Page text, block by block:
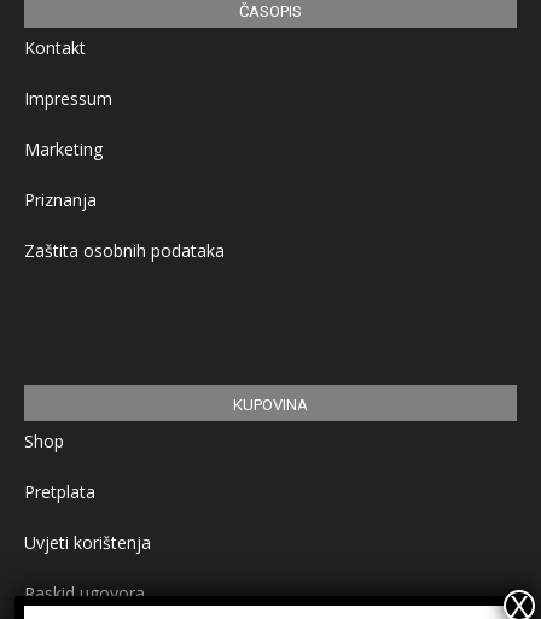
ČASOPIS
Kontakt
Impressum
Marketing
Priznanja
Zaštita osobnih podataka
KUPOVINA
Shop
Pretplata
Uvjeti korištenja
Raskid ugovora